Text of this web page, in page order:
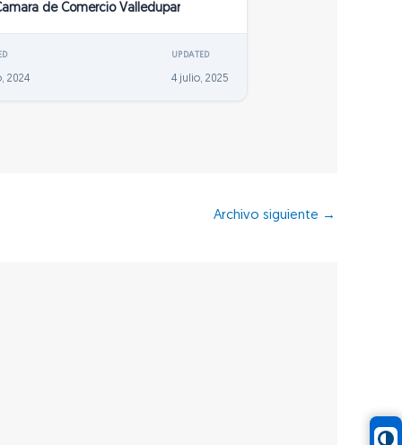
de Comercio Valledupar
2024
UPDATED
4 julio, 2025
Archivo siguiente →